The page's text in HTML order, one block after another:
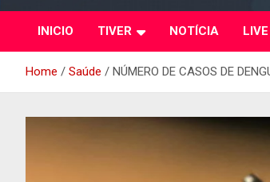
INICIO TIVER NOTÍCIA
Home Saúde NÚMERO DE CASOS DE